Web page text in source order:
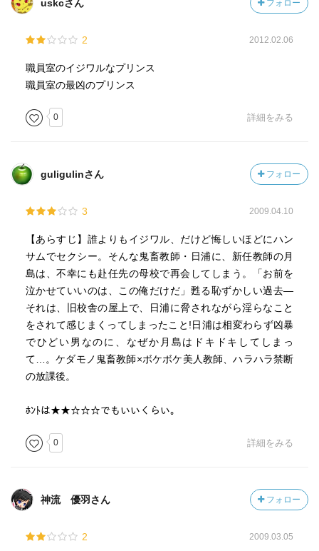
uskcさん フォロー
2 2012.02.06
職員室のイジワルなプリンス
職員室の最凶のプリンス
0 詳細をみる
guligulinさん フォロー
3 2009.04.10
【あらすじ】誰よりもイジワル、だけど悔しいほどにハン
サムでセクシー。そんな鬼畜教師・日浦に、新任教師の月
島は、不幸にも赴任先の母校で再会してしまう。「お前を
泣かせていいのは、この俺だけだ」甦る恥ずかしい過去―
それは、旧校舎の屋上で、日浦に脅されながら淫らなこと
をされて感じまくってしまったこと!日浦は相変わらず凶暴
でひどい男なのに、なぜか月島はドキドキしてしまっ
て…。ケダモノ鬼畜教師×ボケボケ美人教師、ハラハラ禁断
の放課後。
ﾎﾝﾄは★★☆☆☆でもいいくらい。
0 詳細をみる
神流 優羽さん フォロー
2 2009.03.05